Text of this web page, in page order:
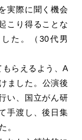
実際に聞く機会
こり得ることな
た。（30代男
らえるよう、A
ました。公演後
い、国立がん研
手渡し、後日集
。